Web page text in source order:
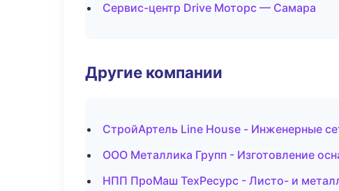
Сервис-центр Drive Моторс — Самара
Другие компании
СтройАртель Line House - Инженерные
ООО Металлика Групп - Изготовление
НПП ПроМаш ТехРесурс - Листо- и